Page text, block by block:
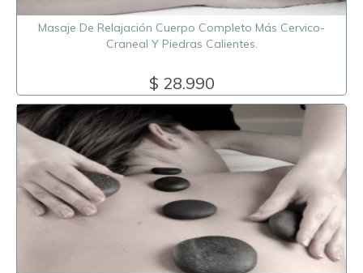
Masaje De Relajación Cuerpo Completo Más Cervico-
Craneal Y Piedras Calientes.
$ 28.990